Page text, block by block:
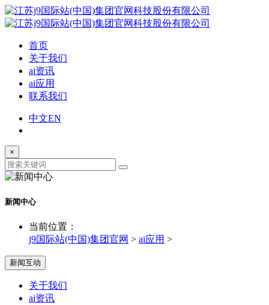
首页
关于我们
ai资讯
ai应用
联系我们
中文EN
×
新闻中心
当前位置：
j9国际站(中国)集团官网 > ai应用 >
新闻互动
关于我们
ai资讯